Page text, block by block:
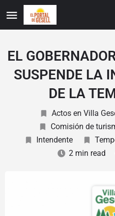
EL
SUSPENDE LA
DE LA
Actos en Villa
Comisión de
Intendente
2 min read